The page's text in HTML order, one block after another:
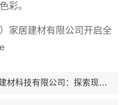
彩。
家居建材有限公司开启全
限公司：探索现代家居美学的全屋整装实践者